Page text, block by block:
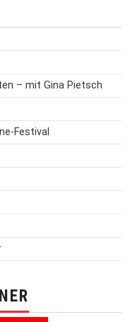
– mit Gina Pietsch
Festival